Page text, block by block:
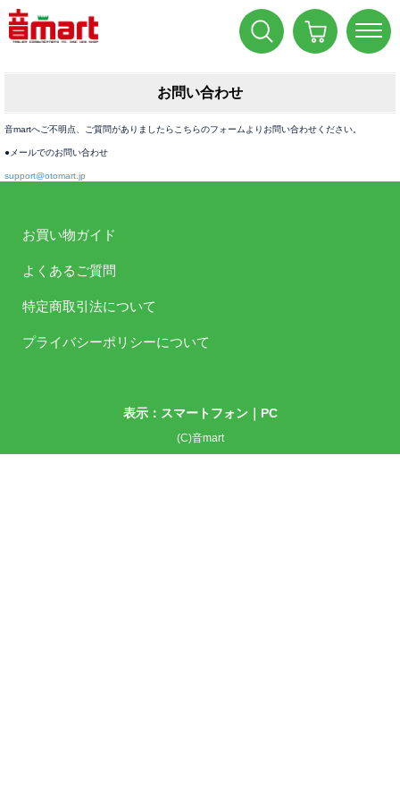
お問い合わせ
音martへご不明点、ご質問がありましたらこちらのフォームよりお問い合わせください。
●メールでのお問い合わせ
support@otomart.jp
お買い物ガイド
よくあるご質問
特定商取引法について
プライバシーポリシーについて
表示：スマートフォン｜ PC
(C)音mart